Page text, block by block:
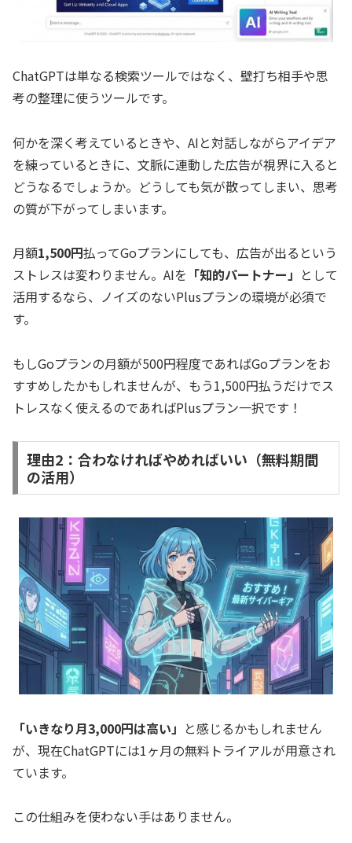
ChatGPTは単なる検索ツールではなく、壁打ち相手や思
考の整理に使うツールです。
何かを深く考えているときや、AIと対話しながらアイデア
を練っているときに、文脈に連動した広告が視界に入ると
どうなるでしょうか。どうしても気が散ってしまい、思考
の質が下がってしまいます。
月額1,500円払ってGoプランにしても、広告が出るという
ストレスは変わりません。AIを 「知的パートナー」 として
活用するなら、ノイズのないPlusプランの環境が必須で
す。
もしGoプランの月額が500円程度であればGoプランをお
すすめしたかもしれませんが、もう1,500円払うだけでス
トレスなく使えるのであればPlusプラン一択です！
理由2：合わなければやめればいい（無料期間
の活用）
「いきなり月3,000円は高い」 と感じるかもしれません
が、現在ChatGPTには1ヶ月の無料トライアルが用意され
ています。
この仕組みを使わない手はありません。